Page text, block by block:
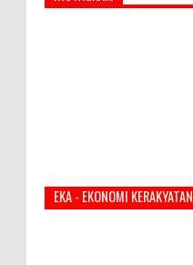
EKA - EKONOMI KERAKYATAN